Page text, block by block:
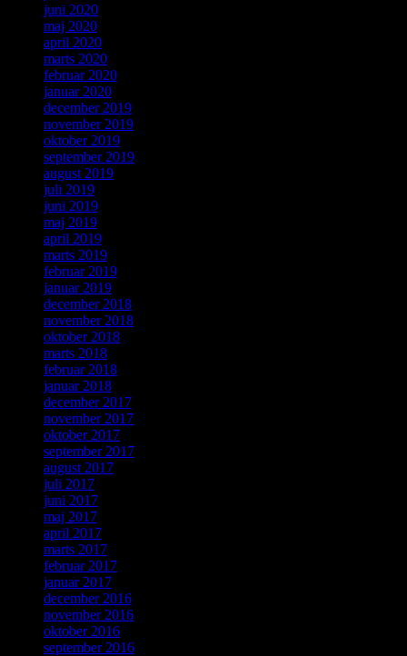
juni 2020
maj 2020
april 2020
marts 2020
februar 2020
januar 2020
december 2019
november 2019
oktober 2019
september 2019
august 2019
juli 2019
juni 2019
maj 2019
april 2019
marts 2019
februar 2019
januar 2019
december 2018
november 2018
oktober 2018
marts 2018
februar 2018
januar 2018
december 2017
november 2017
oktober 2017
september 2017
august 2017
juli 2017
juni 2017
maj 2017
april 2017
marts 2017
februar 2017
januar 2017
december 2016
november 2016
oktober 2016
september 2016